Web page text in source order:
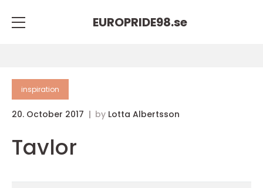
EUROPRIDE98.se
inspiration
20. October 2017 by Lotta Albertsson
Tavlor